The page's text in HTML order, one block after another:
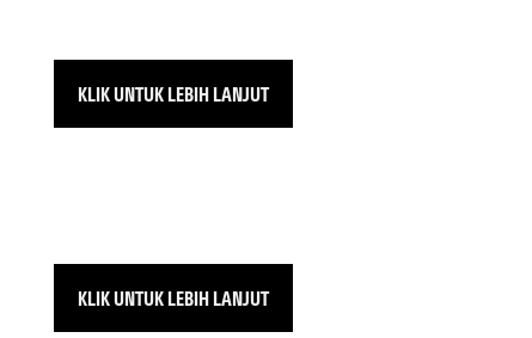
KLIK UNTUK LEBIH LANJUT
KLIK UNTUK LEBIH LANJUT